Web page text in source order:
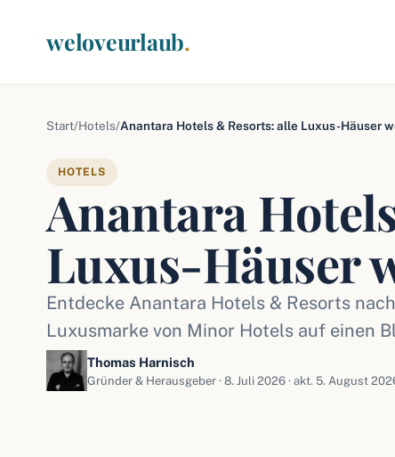
weloveurlaub.
Start/Hotels/Anantara Hotels & Resorts: alle Luxus-Häuser
HOTELS
Anantara
Luxus-Häuser
Entdecke Anantara Hotels & Resorts
Luxusmarke von Minor Hotels auf einen
Thomas Harnisch
Gründer & Herausgeber · 8. Juli 2026 · akt. 5. August